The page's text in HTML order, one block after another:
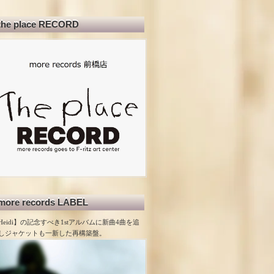
place RECORD
records LABEL
】の記念すべき1stアルバムに新曲4曲を追
ジャケットも一新した再構築盤。